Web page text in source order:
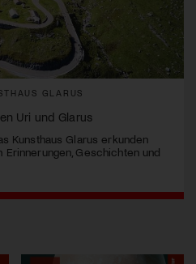
GLARUS
Uri und Glarus
Kunsthaus Glarus erkunden
Geschichten und